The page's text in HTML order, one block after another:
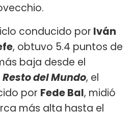
conducido por Iván
, obtuvo 5.4 puntos de
baja desde el
Resto del Mundo, el
por Fede Bal, midió
más alta hasta el